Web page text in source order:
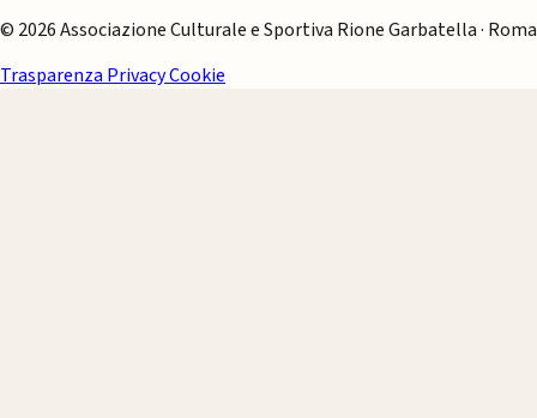
© 2026 Associazione Culturale e Sportiva Rione Garbatella · Roma
Trasparenza PrivacyCookie